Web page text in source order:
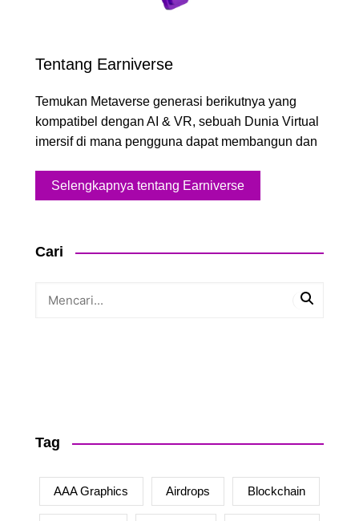
Tentang Earniverse
Temukan Metaverse generasi berikutnya yang
kompatibel dengan AI & VR, sebuah Dunia Virtual
imersif di mana pengguna dapat membangun dan
Selengkapnya tentang Earniverse
Cari
Tag
AAA Graphics Airdrops Blockchain